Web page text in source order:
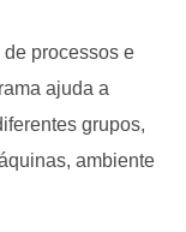
processos e
ajuda a
grupos,
ambiente